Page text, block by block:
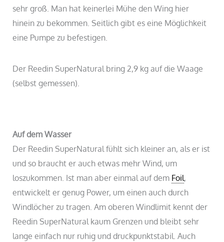
sehr groß. Man hat keinerlei Mühe den Wing hier
hinein zu bekommen. Seitlich gibt es eine Möglichkeit
eine Pumpe zu befestigen.
Der Reedin SuperNatural bring 2,9 kg auf die Waage
(selbst gemessen).
Auf dem Wasser
Der Reedin SuperNatural fühlt sich kleiner an, als er ist
und so braucht er auch etwas mehr Wind, um
loszukommen. Ist man aber einmal auf dem Foil,
entwickelt er genug Power, um einen auch durch
Windlöcher zu tragen. Am oberen Windlimit kennt der
Reedin SuperNatural kaum Grenzen und bleibt sehr
lange einfach nur ruhig und druckpunktstabil. Auch